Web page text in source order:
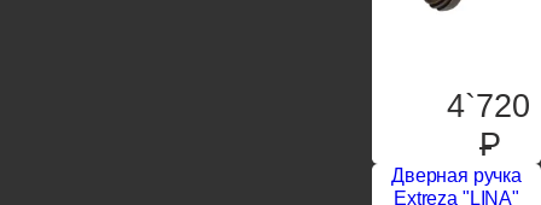
4`720
P
Дверная ручка
Extreza "LINA"